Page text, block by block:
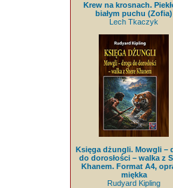
Krew na krosnach.
białym puchu (Zofia)
Lech Tkaczyk
Księga dżungli. Mowgli –
do dorosłości – walka z
Khanem. Format A4,
miękka
Rudyard Kipling